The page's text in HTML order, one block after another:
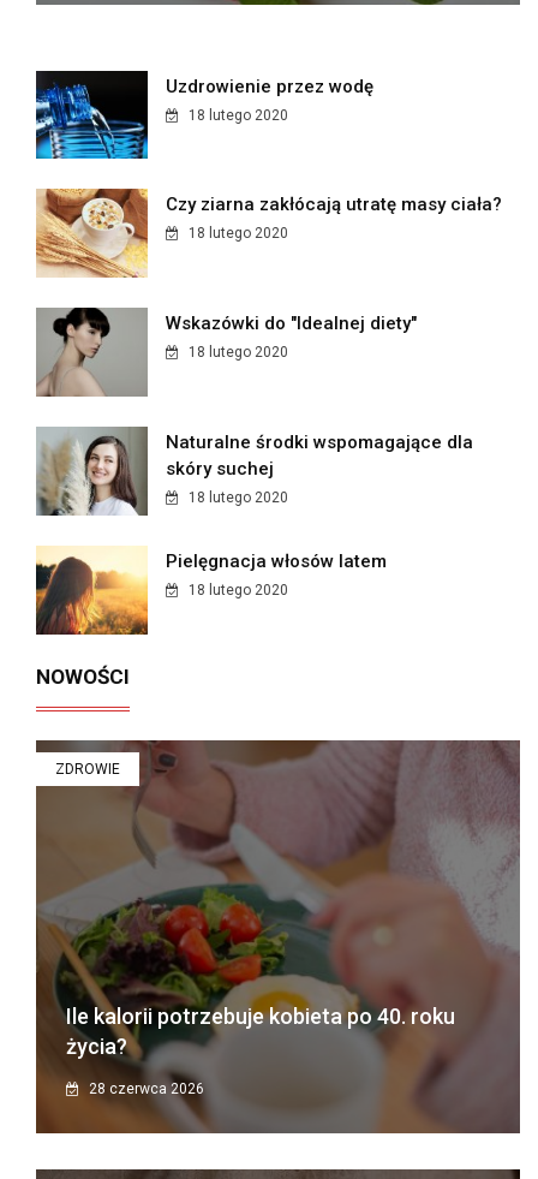
Uzdrowienie przez wodę
18 lutego 2020
Czy ziarna zakłócają utratę masy ciała?
18 lutego 2020
Wskazówki do "Idealnej diety"
18 lutego 2020
Naturalne środki wspomagające dla
skóry suchej
18 lutego 2020
Pielęgnacja włosów latem
18 lutego 2020
NOWOŚCI
ZDROWIE
Ile kalorii potrzebuje kobieta po 40. roku
życia?
28 czerwca 2026